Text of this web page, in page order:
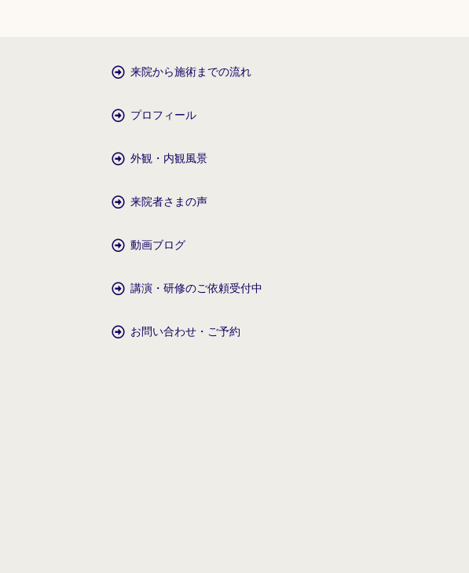
来院から施術までの流れ
プロフィール
外観・内観風景
来院者さまの声
動画ブログ
講演・研修のご依頼受付中
お問い合わせ・ご予約